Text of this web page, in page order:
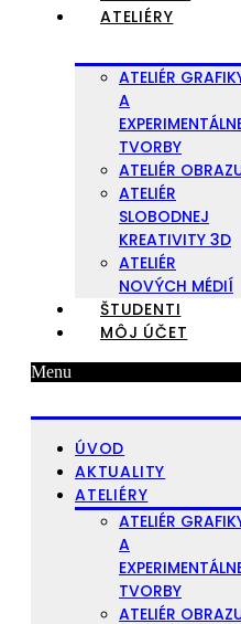
ATELIÉRY
ATELIÉR
A
TVORBY
ATELIÉR
ATELIÉR
SLOBODNEJ
KREATIVITY 3D
ATELIÉR
NOVÝCH MÉDIÍ
ŠTUDENTI
MÔJ ÚČET
Menu
ÚVOD
AKTUALITY
ATELIÉRY
ATELIÉR
A
TVORBY
ATELIÉR